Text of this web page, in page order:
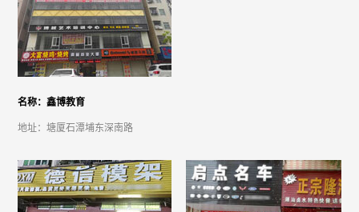
名称：鑫博教育
地址：塘厦石潭埔东深南路